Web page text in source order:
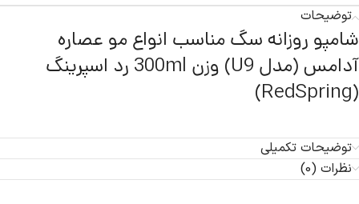
توضیحات
شامپو روزانه سگ مناسب انواع مو عصاره
آدامس (مدل U9) وزن 300ml رد اسپرینگ
(RedSpring)
توضیحات تکمیلی
نظرات (0)